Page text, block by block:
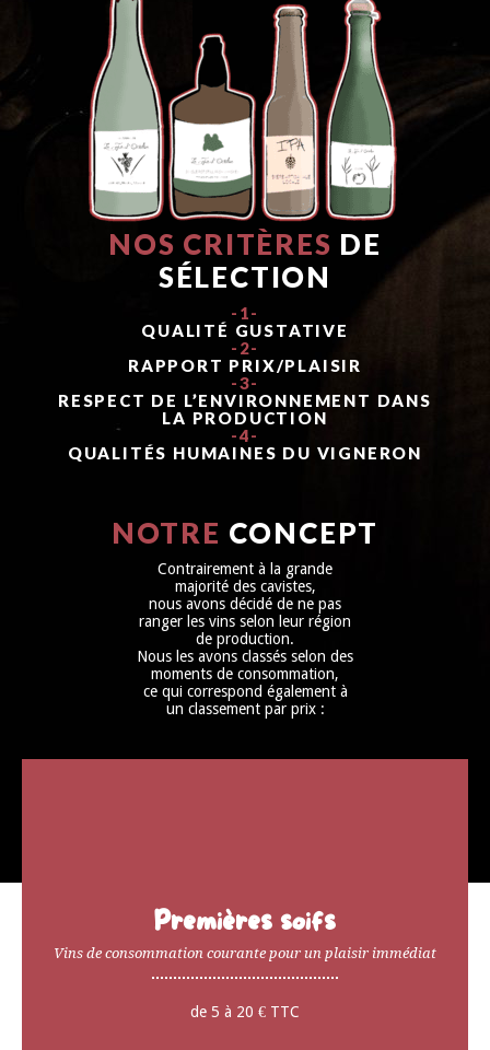
NOS CRITÈRES DE
SÉLECTION
-1-
QUALITÉ GUSTATIVE
-2-
RAPPORT PRIX/PLAISIR
-3-
RESPECT DE L’ENVIRONNEMENT DANS
LA PRODUCTION
-4-
QUALITÉS HUMAINES DU VIGNERON
NOTRE CONCEPT
Contrairement à la grande
majorité des cavistes,
nous avons décidé de ne pas
ranger les vins selon leur région
de production.
Nous les avons classés selon des
moments de consommation,
ce qui correspond également à
un classement par prix :
Premières soifs
Vins de consommation courante pour un plaisir immédiat
de 5 à 20 € TTC